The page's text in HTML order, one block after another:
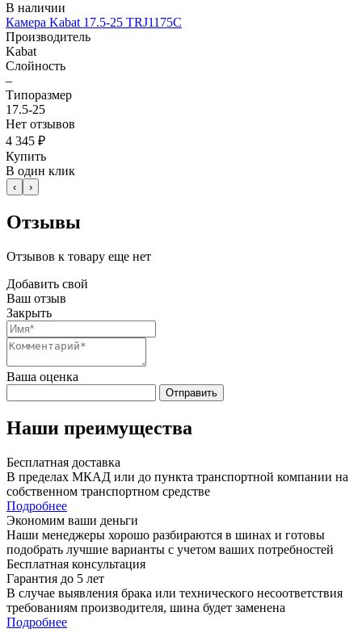
В наличии
Камера Kabat 17.5-25 TRJ1175C
Производитель
Kabat
Слойность
–
Типоразмер
17.5-25
Нет отзывов
4 345 ₽
Купить
В один клик
‹ ›
Отзывы
Отзывов к товару еще нет
Добавить свой
Ваш отзыв
Закрыть
Ваша оценка
Отправить
Наши преимущества
Бесплатная доставка
В пределах МКАД или до пункта транспортной компании на
собственном транспортном средстве
Подробнее
Экономим ваши деньги
Наши менеджеры хорошо разбираются в шинах и готовы
подобрать лучшие варианты с учетом ваших потребностей
Бесплатная консультация
Гарантия до 5 лет
В случае выявления брака или технического несоответствия
требованиям производителя, шина будет заменена
Подробнее